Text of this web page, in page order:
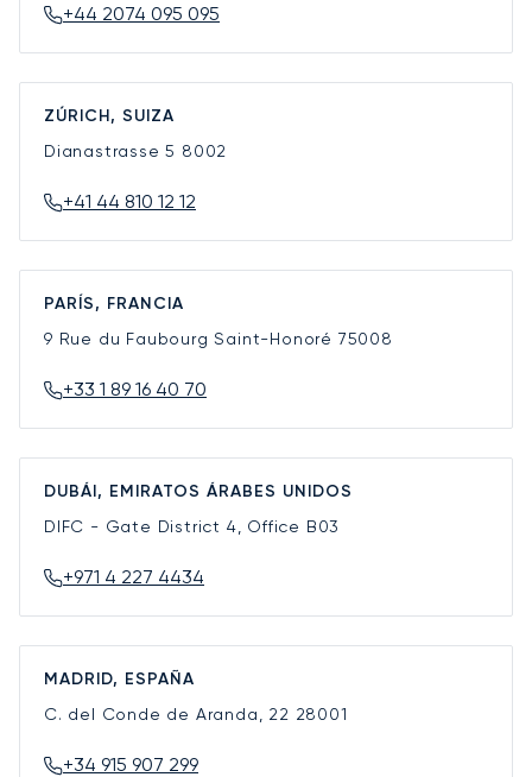
+44 2074 095 095
ZÚRICH, SUIZA
Dianastrasse 5 8002
+41 44 810 12 12
PARÍS, FRANCIA
9 Rue du Faubourg Saint-Honoré 75008
+33 1 89 16 40 70
DUBÁI, EMIRATOS ÁRABES UNIDOS
DIFC - Gate District 4, Office B03
+971 4 227 4434
MADRID, ESPAÑA
C. del Conde de Aranda, 22 28001
+34 915 907 299